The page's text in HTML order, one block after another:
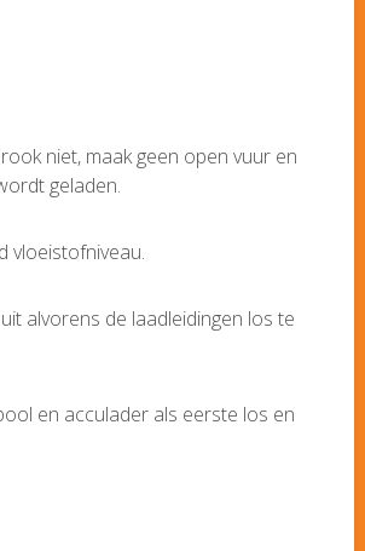
niet, maak geen open vuur en
geladen.
vloeistofniveau.
alvorens de laadleidingen los te
en acculader als eerste los en